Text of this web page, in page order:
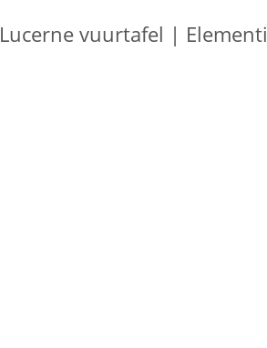
Lucerne vuurtafel | Elementi